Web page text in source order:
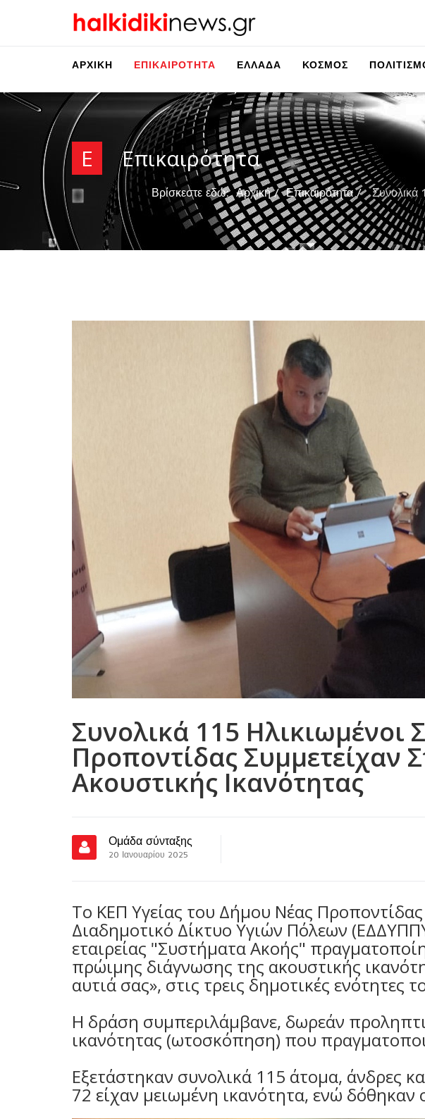
ΑΡΧΙΚΉ ΕΠΙΚΑΙΡΌΤΗΤΑ ΕΛΛΆΔΑ ΚΌΣΜΟΣ
Ε Επικαιρότητα
Βρίσκεστε εδώ:Αρχική Επικαιρότητα Συνολικά
Συνολικά 115 Ηλικιωμένοι
Προποντίδας Συμμετείχαν
Ακουστικής Ικανότητας
Ομάδα σύνταξης
20 Ιανουαρίου 2025
Το ΚΕΠ Υγείας του Δήμου Νέας
Διαδημοτικό Δίκτυο Υγιών Πόλεων
εταιρείας "Συστήματα Ακοής"
πρώιμης διάγνωσης της ακουστικής
αυτιά σας», στις τρεις δημοτικές ενότητες
Η δράση συμπεριλάμβανε, δωρεάν
ικανότητας (ωτοσκόπηση) που
Εξετάστηκαν συνολικά 115 άτομα, άνδρες
72 είχαν μειωμένη ικανότητα, ενώ δόθηκαν